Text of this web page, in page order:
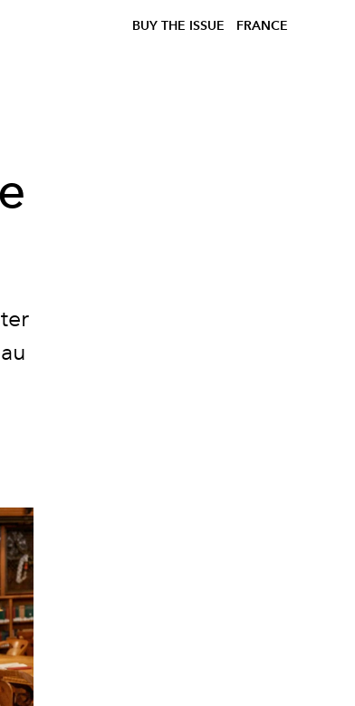
BUY THE ISSUE FRANCE